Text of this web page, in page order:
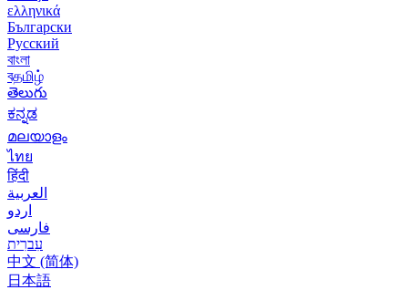
ελληνικά
Български
Русский
বাংলা
বதமிழ்
తెలుగు
ಕನ್ನಡ
മലയാളം
ไทย
हिंदी
العربية
اردو
فارسی
עִברִית
中文 (简体)
日本語